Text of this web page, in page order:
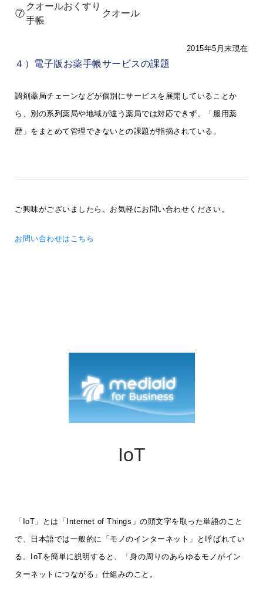
⑦
クオールおくすり
手帳
クオール
2015年5月末現在
４）電子版お薬手帳サービスの課題
調剤薬局チェーンなどが個別にサービスを展開していることか
ら、別の系列薬局や地域が違う薬局では対応できず、「服用薬
歴」をまとめて管理できないとの課題が指摘されている。
ご興味がございましたら、お気軽にお問い合わせください。
お問い合わせはこちら
IoT
「IoT」とは「Internet of Things」の頭文字を取った単語のこと
で、日本語では一般的に「モノのインターネット」と呼ばれてい
る。IoTを簡単に説明すると、「身の周りのあらゆるモノがイン
ターネットにつながる」仕組みのこと。